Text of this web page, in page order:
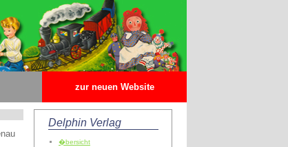
zur neuen Website
Delphin Verlag
�bersicht